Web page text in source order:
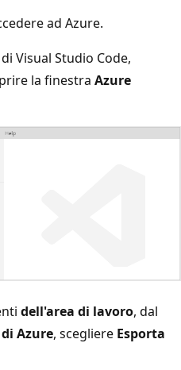
ad Azure.
Visual Studio Code,
la finestra Azure
dell'area di lavoro, dal
Azure, scegliere Esporta